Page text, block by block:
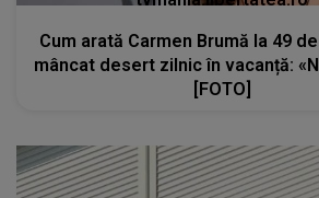
Cum arată Carmen Brumă la 49
mâncat desert zilnic în vacanță:
[FOTO]